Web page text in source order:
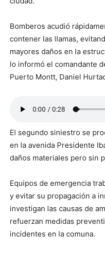
Bomberos acudió
contener las llamas,
mayores daños en la
lo informó el comandante
Puerto Montt, Daniel
El segundo siniestro se
en la avenida Presidente
daños materiales pero sin
Equipos de emergencia
y evitar su propagación a
investigan las causas de
refuerzan medidas
incidentes en la comuna.